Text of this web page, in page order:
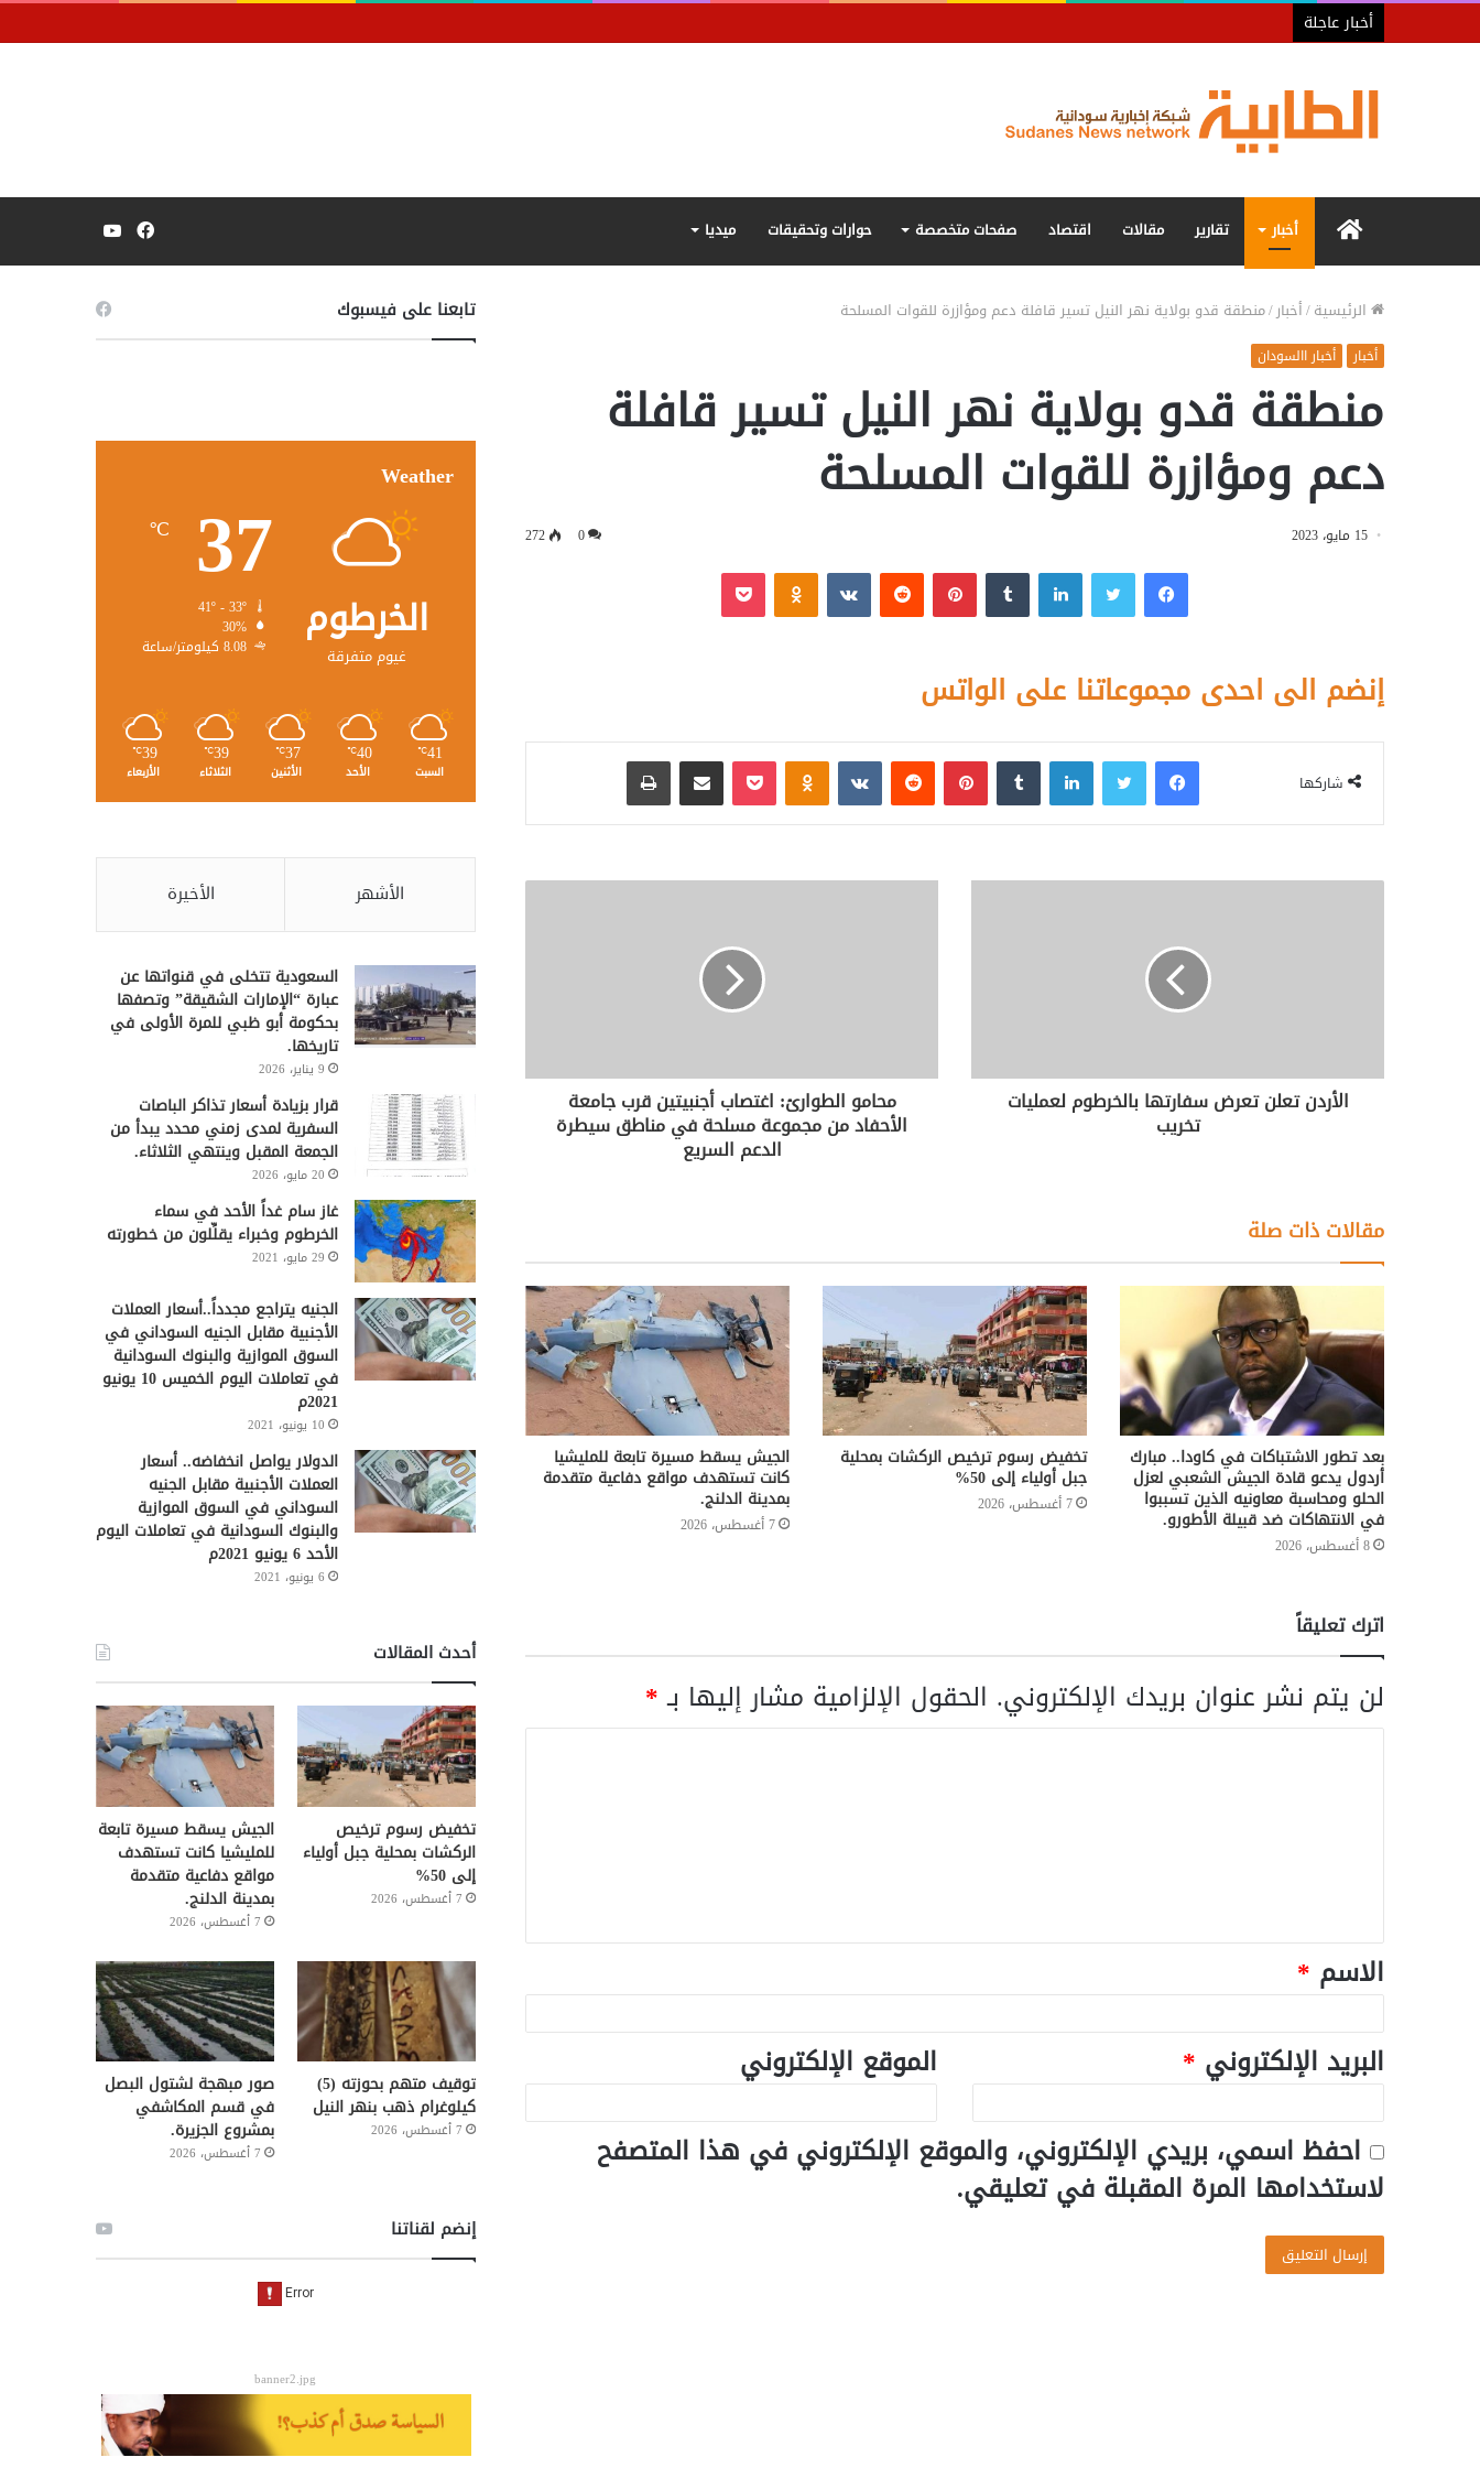
أخبار عاجلة
الرئيسيةأخبار تقارير مقالات اقتصاد صفحات متخصصة حوارات وتحقيقات ميديا فيسبوك
الرئيسية/أخبار/منطقة قدو بولاية نهر النيل تسير قافلة دعم ومؤازرة للقوات المسلحة
أخبار أخبار االسودان
منطقة قدو بولاية نهر النيل تسير قافلة
دعم ومؤازرة للقوات المسلحة
15 مايو، 2023 0
272
فيسبوك لينكدإن بينتيريست
إنضم الى احدى مجموعاتنا على الواتس
شاركها
فيسبوك لينكدإن بينتيريست بوكيت
الأردن تعلن تعرض سفارتها بالخرطوم لعمليات
تخريب
محامو الطوارئ: اغتصاب أجنبيتين قرب جامعة
الأحفاد من مجموعة مسلحة في مناطق سيطرة
الدعم السريع
مقالات ذات صلة
بعد تطور الاشتباكات في كاودا.. مبارك
أردول يدعو قادة الجيش الشعبي لعزل
الحلو ومحاسبة معاونيه الذين تسببوا
في الانتهاكات ضد قبيلة الأطورو.
8 أغسطس، 2026
تخفيض رسوم ترخيص الركشات بمحلية
جبل أولياء إلى 50%
7 أغسطس، 2026
الجيش يسقط مسيرة تابعة للمليشيا
كانت تستهدف مواقع دفاعية متقدمة
بمدينة الدلنج.
7 أغسطس، 2026
اترك تعليقاً
لن يتم نشر عنوان بريدك الإلكتروني. الحقول الإلزامية مشار إليها بـ*
الاسم *
البريد الإلكتروني *
الموقع الإلكتروني
احفظ اسمي، بريدي الإلكتروني، والموقع الإلكتروني في هذا المتصفح
لاستخدامها المرة المقبلة في تعليقي.
تابعنا على فيسبوك
Weather
الخرطوم
غيوم متفرقة
37
℃
30%
8.08 كيلومتر/ساعة
41
℃
السبت
40
℃
الأحد
37
℃
الأثنين
39
℃
الثلاثاء
39
℃
الأربعاء
الأشهر الأخيرة
السعودية تتخلى في قنواتها عن
عبارة “الإمارات الشقيقة” وتصفها
بحكومة أبو ظبي للمرة الأولى في
تاريخها.
9 يناير، 2026
قرار بزيادة أسعار تذاكر الباصات
السفرية لمدى زمني محدد يبدأ من
الجمعة المقبل وينتهي الثلاثاء.
20 مايو، 2026
غاز سام غداً الأحد في سماء
الخرطوم وخبراء يقلِّلون من خطورته
29 مايو، 2021
الجنيه يتراجع مجدداً..أسعار العملات
الأجنبية مقابل الجنيه السوداني في
السوق الموازية والبنوك السودانية
في تعاملات اليوم الخميس 10 يونيو
2021م
10 يونيو، 2021
الدولار يواصل انخفاضه.. أسعار
العملات الأجنبية مقابل الجنيه
السوداني في السوق الموازية
والبنوك السودانية في تعاملات اليوم
الأحد 6 يونيو 2021م
6 يونيو، 2021
أحدث المقالات
تخفيض رسوم ترخيص
الركشات بمحلية جبل أولياء
إلى 50%
7 أغسطس، 2026
الجيش يسقط مسيرة تابعة
للمليشيا كانت تستهدف
مواقع دفاعية متقدمة
بمدينة الدلنج.
7 أغسطس، 2026
توقيف متهم بحوزته (5)
كيلوغرام ذهب بنهر النيل
7 أغسطس، 2026
صور مبهجة لشتول البصل
في قسم المكاشفي
بمشروع الجزيرة.
7 أغسطس، 2026
إنضم لقناتنا
banner2.jpg